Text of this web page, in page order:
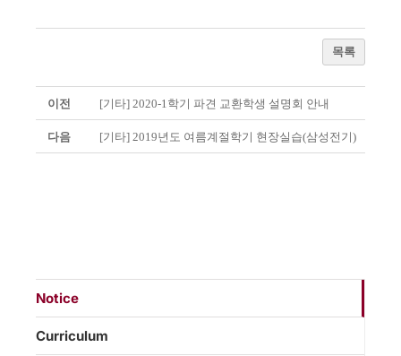
목록
이전 [기타] 2020-1학기 파견 교환학생 설명회 안내
다음 [기타] 2019년도 여름계절학기 현장실습(삼성전기)
Notice
Curriculum